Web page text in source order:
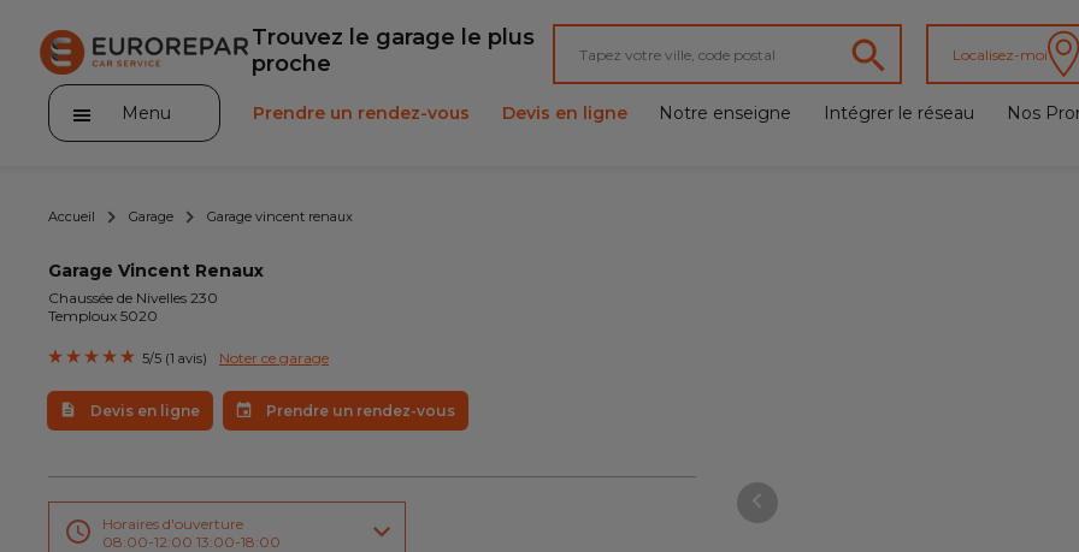
Trouvez le garage le plus
proche
Localisez-moi
Menu
Service client
Promotions
Notre actualité
Nos prestations
Prendre un rendez-vous Devis en ligne Notre enseigne Intégrer le réseau Nos
Accueil Garage Garage vincent renaux
Garage Vincent Renaux
Chaussée de Nivelles 230
Temploux 5020
5/5 (1 avis) Noter ce garage
Devis en ligne Prendre un rendez-vous
Horaires d'ouverture
08:00-12:00 13:00-18:00